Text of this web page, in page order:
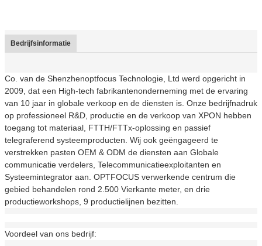
Bedrijfsinformatie
Co. van de Shenzhenoptfocus Technologie, Ltd werd opgericht in
2009, dat een High-tech fabrikantenonderneming met de ervaring
van 10 jaar in globale verkoop en de diensten is. Onze bedrijfnadruk
op professioneel R&D, productie en de verkoop van XPON hebben
toegang tot materiaal, FTTH/FTTx-oplossing en passief
telegraferend systeemproducten. Wij ook geëngageerd te
verstrekken pasten OEM & ODM de diensten aan Globale
communicatie verdelers, Telecommunicatieexploitanten en
Systeemintegrator aan. OPTFOCUS verwerkende centrum die
gebied behandelen rond 2.500 Vierkante meter, en drie
productieworkshops, 9 productielijnen bezitten.
Voordeel van ons bedrijf: